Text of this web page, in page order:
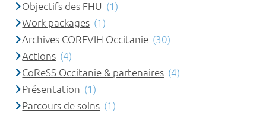
Objectifs des FHU (1)
Work packages (1)
Archives COREVIH Occitanie (30)
Actions (4)
CoReSS Occitanie & partenaires (4)
Présentation (1)
Parcours de soins (1)